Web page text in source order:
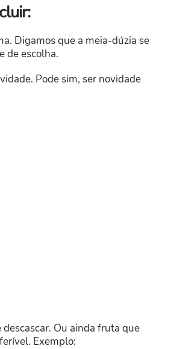
Digamos que a meia-dúzia se
de escolha.
Pode sim, ser novidade
Ou ainda fruta que
Exemplo: